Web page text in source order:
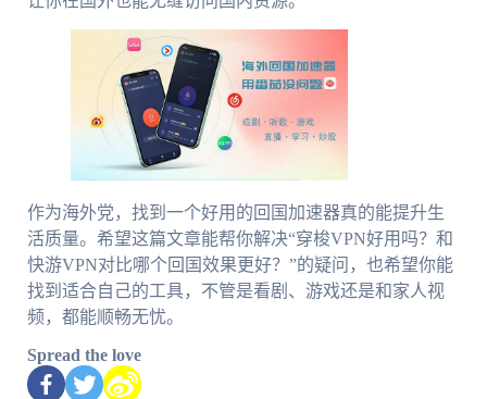
作为海外党，找到一个好用的回国加速器真的能提升生
活质量。希望这篇文章能帮你解决“穿梭VPN好用吗？和
快游VPN对比哪个回国效果更好？”的疑问，也希望你能
找到适合自己的工具，不管是看剧、游戏还是和家人视
频，都能顺畅无忧。
Spread the love